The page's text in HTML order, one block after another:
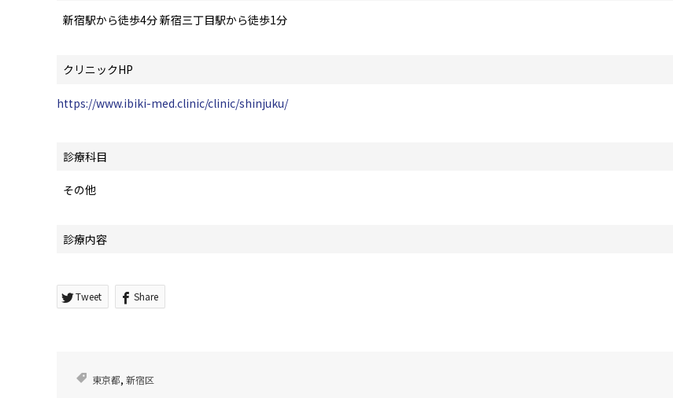
新宿駅から徒歩4分 新宿三丁目駅から徒歩1分
クリニックHP
https://www.ibiki-med.clinic/clinic/shinjuku/
診療科目
その他
診療内容
Tweet Share
東京都, 新宿区